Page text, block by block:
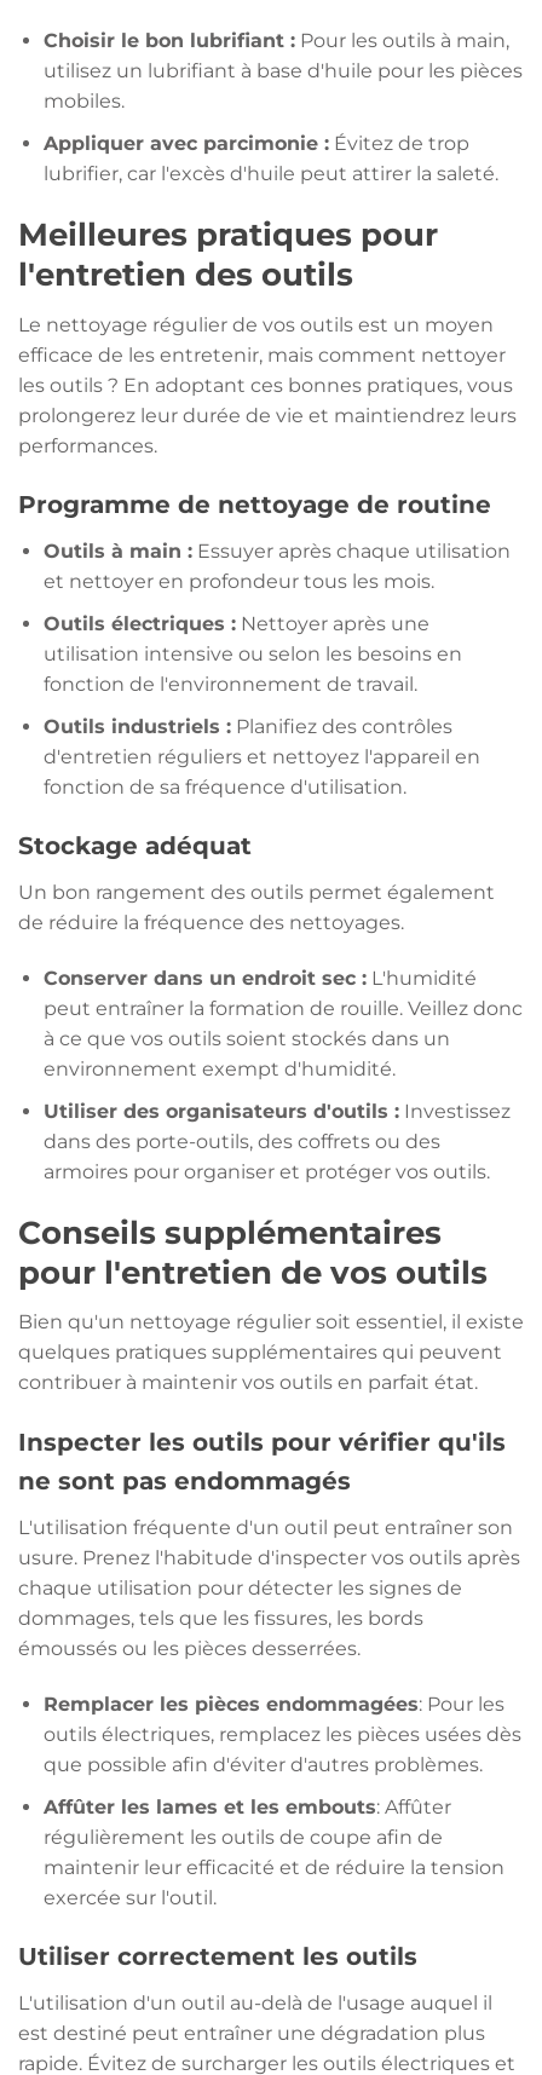
Choisir le bon lubrifiant :Pour les outils à main,
utilisez un lubrifiant à base d'huile pour les pièces
mobiles.
Appliquer avec parcimonie :Évitez de trop
lubrifier, car l'excès d'huile peut attirer la saleté.
Meilleures pratiques pour
l'entretien des outils
Le nettoyage régulier de vos outils est un moyen
efficace de les entretenir, mais comment nettoyer
les outils ? En adoptant ces bonnes pratiques, vous
prolongerez leur durée de vie et maintiendrez leurs
performances.
Programme de nettoyage de routine
Outils à main :Essuyer après chaque utilisation
et nettoyer en profondeur tous les mois.
Outils électriques :Nettoyer après une
utilisation intensive ou selon les besoins en
fonction de l'environnement de travail.
Outils industriels :Planifiez des contrôles
d'entretien réguliers et nettoyez l'appareil en
fonction de sa fréquence d'utilisation.
Stockage adéquat
Un bon rangement des outils permet également
de réduire la fréquence des nettoyages.
Conserver dans un endroit sec :L'humidité
peut entraîner la formation de rouille. Veillez donc
à ce que vos outils soient stockés dans un
environnement exempt d'humidité.
Utiliser des organisateurs d'outils :Investissez
dans des porte-outils, des coffrets ou des
armoires pour organiser et protéger vos outils.
Conseils supplémentaires
pour l'entretien de vos outils
Bien qu'un nettoyage régulier soit essentiel, il existe
quelques pratiques supplémentaires qui peuvent
contribuer à maintenir vos outils en parfait état.
Inspecter les outils pour vérifier qu'ils
ne sont pas endommagés
L'utilisation fréquente d'un outil peut entraîner son
usure. Prenez l'habitude d'inspecter vos outils après
chaque utilisation pour détecter les signes de
dommages, tels que les fissures, les bords
émoussés ou les pièces desserrées.
Remplacer les pièces endommagées: Pour les
outils électriques, remplacez les pièces usées dès
que possible afin d'éviter d'autres problèmes.
Affûter les lames et les embouts: Affûter
régulièrement les outils de coupe afin de
maintenir leur efficacité et de réduire la tension
exercée sur l'outil.
Utiliser correctement les outils
L'utilisation d'un outil au-delà de l'usage auquel il
est destiné peut entraîner une dégradation plus
rapide. Évitez de surcharger les outils électriques et